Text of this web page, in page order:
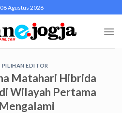
Agustus 2026
PILIHAN EDITOR
Matahari Hibrida
Wilayah Pertama